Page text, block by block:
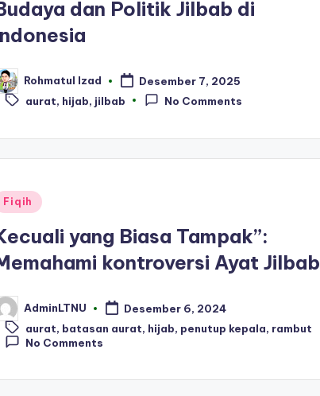
dan Politik Jilbab di
Rohmatul Izad Desember 7, 2025
Tags:
aurat, hijab, jilbab No Comments
Fiqih
yang Biasa Tampak”:
kontroversi Ayat Jilbab
AdminLTNU
Desember 6, 2024
Tags:
aurat, batasan aurat, hijab, penutup kepala, rambut
No Comments